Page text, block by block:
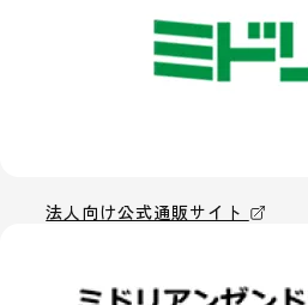
法人向け公式通販サイト